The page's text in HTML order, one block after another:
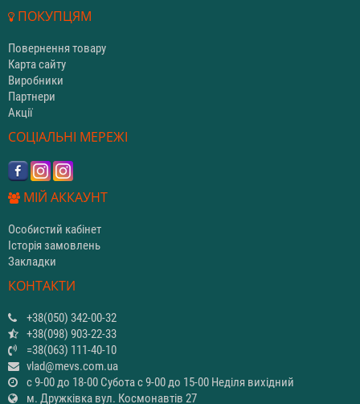
ПОКУПЦЯМ
Повернення товару
Карта сайту
Виробники
Партнери
Акції
СОЦІАЛЬНІ МЕРЕЖІ
МІЙ АККАУНТ
Особистий кабінет
Історія замовлень
Закладки
КОНТАКТИ
+38(050) 342-00-32
+38(098) 903-22-33
=38(063) 111-40-10
vlad@mevs.com.ua
с 9-00 до 18-00 Субота с 9-00 до 15-00 Неділя вихідний
м. Дружківка вул. Космонавтів 27